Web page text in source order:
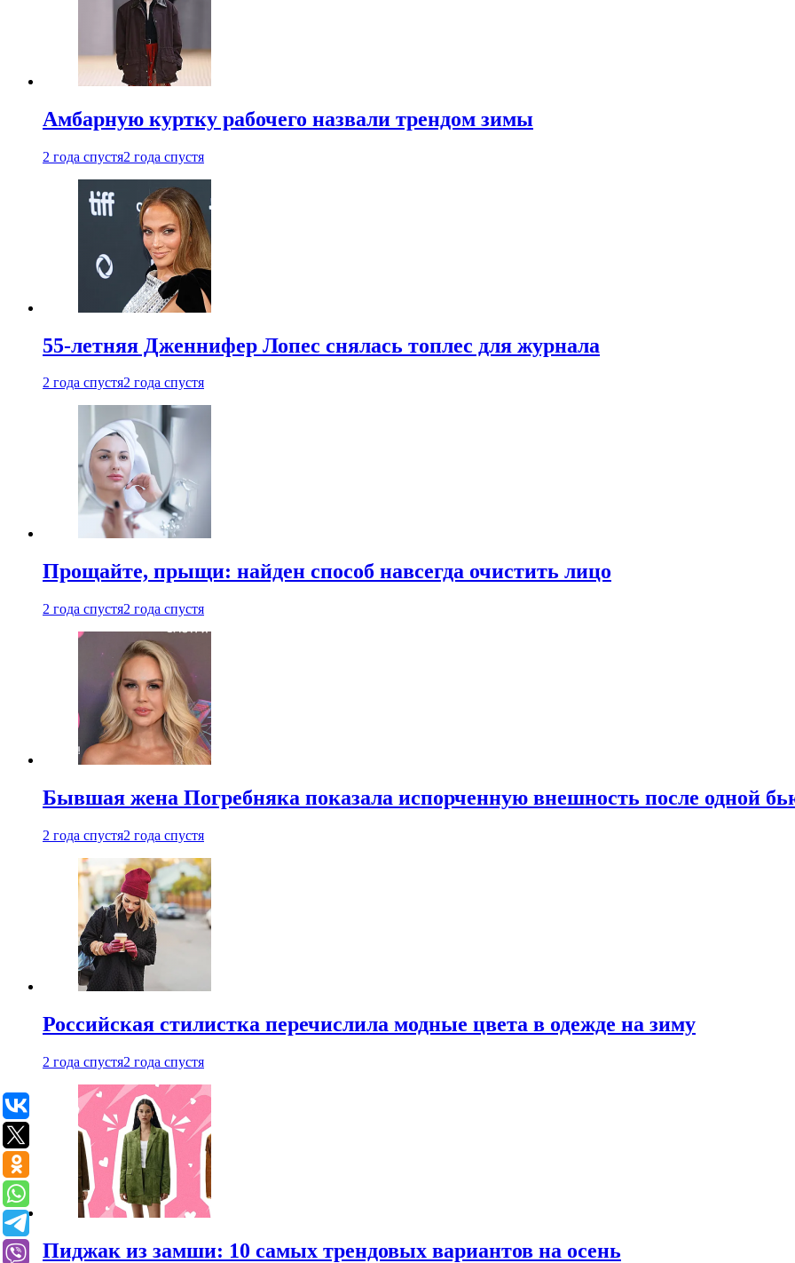
Амбарную куртку рабочего назвали трендом зимы
2 года спустя2 года спустя
55-летняя Дженнифер Лопес снялась топлес для журнала
2 года спустя2 года спустя
Прощайте, прыщи: найден способ навсегда очистить лицо
2 года спустя2 года спустя
Бывшая жена Погребняка показала испорченную внешность после одной
2 года спустя2 года спустя
Российская стилистка перечислила модные цвета в одежде на зиму
2 года спустя2 года спустя
Пиджак из замши: 10 самых трендовых вариантов на осень